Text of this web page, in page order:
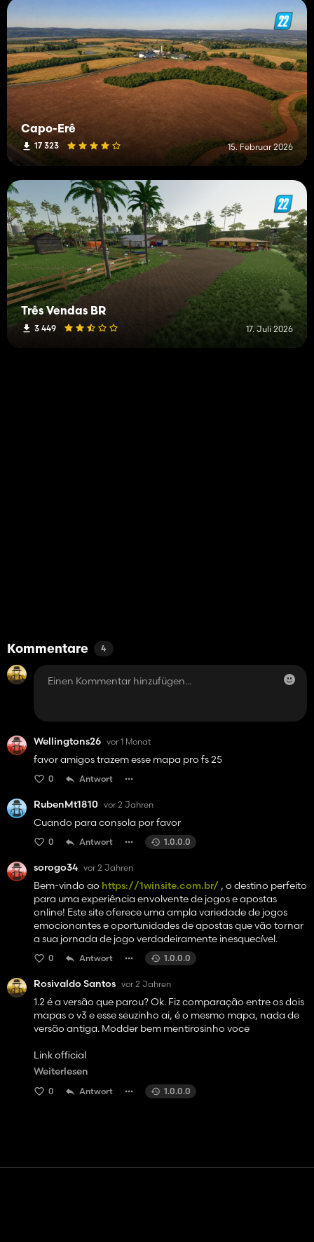
Capo-Erê
17 323 15. Februar 2026
Três Vendas BR
3 449 17. Juli 2026
Kommentare 4
Wellingtons26 vor 1 Monat
favor amigos trazem esse mapa pro fs 25
0 Antwort
RubenMt1810 vor 2 Jahren
Cuando para consola por favor
0 Antwort 1.0.0.0
sorogo34 vor 2 Jahren
Bem-vindo ao https://1winsite.com.br/ , o destino perfeito
para uma experiência envolvente de jogos e apostas
online! Este site oferece uma ampla variedade de jogos
emocionantes e oportunidades de apostas que vão tornar
a sua jornada de jogo verdadeiramente inesquecível.
0 Antwort 1.0.0.0
Rosivaldo Santos vor 2 Jahren
1.2 é a versão que parou? Ok. Fiz comparação entre os dois
mapas o v3 e esse seuzinho ai, é o mesmo mapa, nada de
versão antiga. Modder bem mentirosinho voce
Link official
https://sharemods.com/9t9nz6xffw3r/FS22_Terras_Do_Br
Weiterlesen
0 Antwort 1.0.0.0